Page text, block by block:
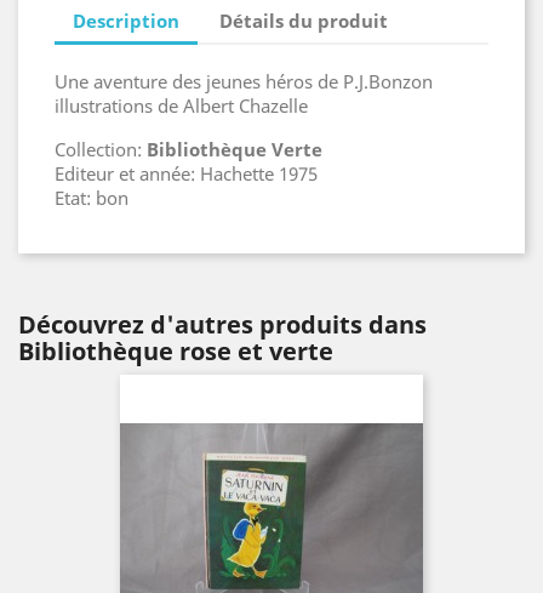
Description Détails du produit
Une aventure des jeunes héros de P.J.Bonzon
illustrations de Albert Chazelle
Collection: Bibliothèque Verte
Editeur et année: Hachette 1975
Etat: bon
Découvrez d'autres produits dans
Bibliothèque rose et verte